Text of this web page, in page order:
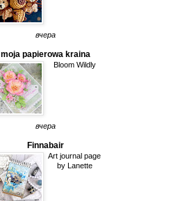
вчера
moja papierowa kraina
Bloom Wildly
вчера
Finnabair
Art journal page
by Lanette